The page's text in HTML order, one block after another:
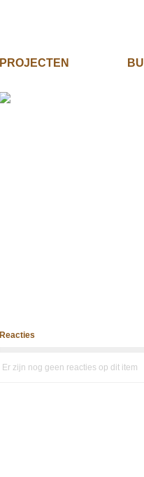
PROJECTEN
Reacties
Er zijn nog geen reacties op dit item